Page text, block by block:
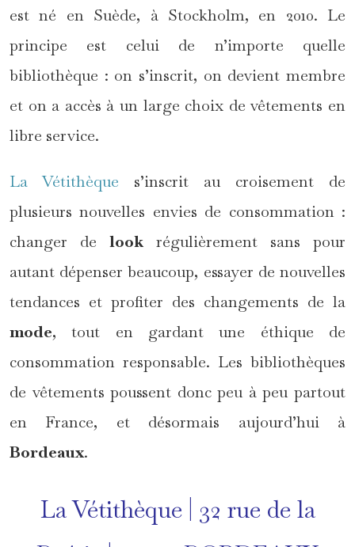
est né en Suède, à Stockholm, en 2010. Le
principe est celui de n’importe quelle
bibliothèque : on s’inscrit, on devient membre
et on a accès à un large choix de vêtements en
libre service.
La Vétithèque s’inscrit au croisement de
plusieurs nouvelles envies de consommation :
changer de look régulièrement sans pour
autant dépenser beaucoup, essayer de nouvelles
tendances et profiter des changements de la
mode, tout en gardant une éthique de
consommation responsable. Les bibliothèques
de vêtements poussent donc peu à peu partout
en France, et désormais aujourd’hui à
Bordeaux.
La Vétithèque | 32 rue de la